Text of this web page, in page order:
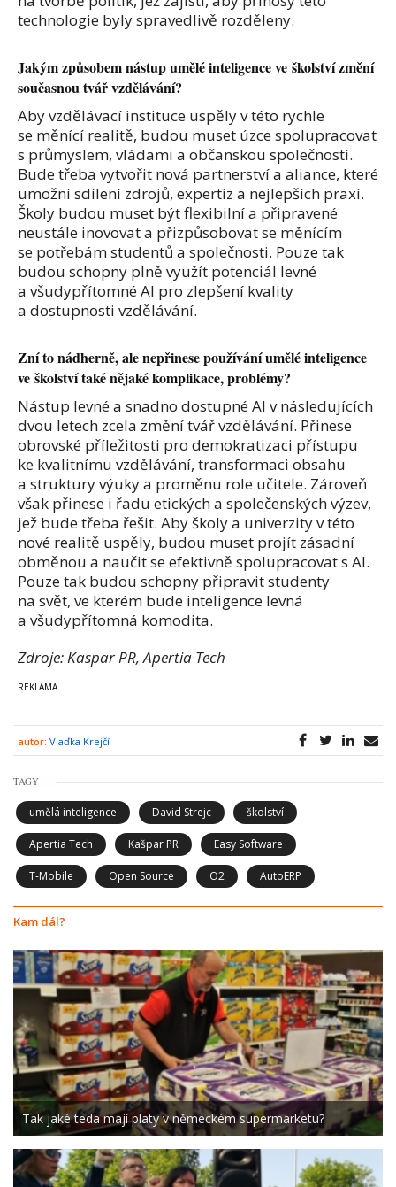
technologie byly spravedlivě rozděleny.
Jakým způsobem nástup umělé inteligence ve školství změní
současnou tvář vzdělávání?
Aby vzdělávací instituce uspěly v této rychle
se měnící realitě, budou muset úzce spolupracovat
s průmyslem, vládami a občanskou společností.
Bude třeba vytvořit nová partnerství a aliance, které
umožní sdílení zdrojů, expertíz a nejlepších praxí.
Školy budou muset být flexibilní a připravené
neustále inovovat a přizpůsobovat se měnícím
se potřebám studentů a společnosti. Pouze tak
budou schopny plně využít potenciál levné
a všudypřítomné AI pro zlepšení kvality
a dostupnosti vzdělávání.
Zní to nádherně, ale nepřinese používání umělé inteligence
ve školství také nějaké komplikace, problémy?
Nástup levné a snadno dostupné AI v následujících
dvou letech zcela změní tvář vzdělávání. Přinese
obrovské příležitosti pro demokratizaci přístupu
ke kvalitnímu vzdělávání, transformaci obsahu
a struktury výuky a proměnu role učitele. Zároveň
však přinese i řadu etických a společenských výzev,
jež bude třeba řešit. Aby školy a univerzity v této
nové realitě uspěly, budou muset projít zásadní
obměnou a naučit se efektivně spolupracovat s AI.
Pouze tak budou schopny připravit studenty
na svět, ve kterém bude inteligence levná
a všudypřítomná komodita.
Zdroje: Kaspar PR, Apertia Tech
autor: Vlaďka Krejčí
TAGY
umělá inteligence David Strejc školství
Apertia Tech Kašpar PR Easy Software
T-Mobile Open Source O2 AutoERP
Kam dál?
Tak jaké teda mají platy v německém supermarketu?